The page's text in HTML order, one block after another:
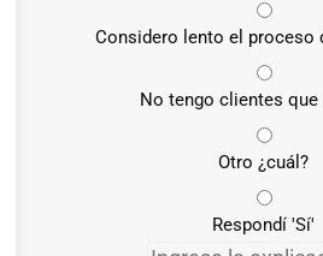
Considero lento el proceso
No tengo clientes que
Otro ¿cuál?
Respondí 'Sí'